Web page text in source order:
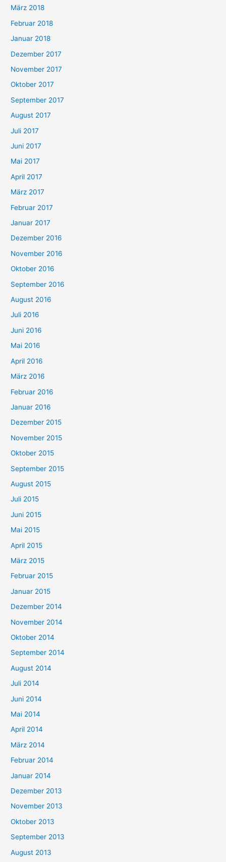
März 2018
Februar 2018
Januar 2018
Dezember 2017
November 2017
Oktober 2017
September 2017
August 2017
Juli 2017
Juni 2017
Mai 2017
April 2017
März 2017
Februar 2017
Januar 2017
Dezember 2016
November 2016
Oktober 2016
September 2016
August 2016
Juli 2016
Juni 2016
Mai 2016
April 2016
März 2016
Februar 2016
Januar 2016
Dezember 2015
November 2015
Oktober 2015
September 2015
August 2015
Juli 2015
Juni 2015
Mai 2015
April 2015
März 2015
Februar 2015
Januar 2015
Dezember 2014
November 2014
Oktober 2014
September 2014
August 2014
Juli 2014
Juni 2014
Mai 2014
April 2014
März 2014
Februar 2014
Januar 2014
Dezember 2013
November 2013
Oktober 2013
September 2013
August 2013